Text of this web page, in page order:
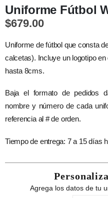
Uniforme Fútbol
$679.00
Uniforme de fútbol que consta
calcetas). Incluye un logotipo
hasta 8cms.
Baja el formato de pedidos
nombre y número de cada
referencia al # de orden.
Tiempo de entrega: 7 a 15 días
Agrega los datos de tu